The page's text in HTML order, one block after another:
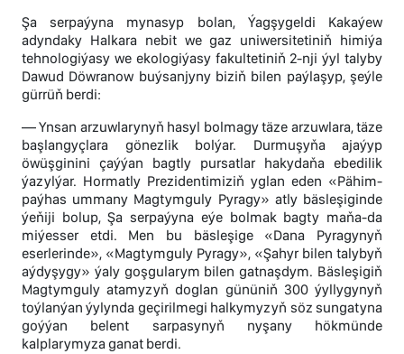
Şa serpaýyna mynasyp bolan, Ýagşygeldi Kakaýew
adyndaky Halkara nebit we gaz uniwersitetiniň himiýa
tehnologiýasy we ekologiýasy fakultetiniň 2-nji ýyl talyby
Dawud Döwranow buýsanjyny biziň bilen paýlaşyp, şeýle
gürrüň berdi:
— Ynsan arzuwlarynyň hasyl bolmagy täze arzuwlara, täze
başlangyçlara gönezlik bolýar. Durmuşyňa ajaýyp
öwüşginini çaýýan bagtly pursatlar hakydaňa ebedilik
ýazylýar. Hormatly Prezidentimiziň yglan eden «Pähim-
paýhas ummany Magtymguly Pyragy» atly bäsleşiginde
ýeňiji bolup, Şa serpaýyna eýe bolmak bagty maňa-da
miýesser etdi. Men bu bäsleşige «Dana Pyragynyň
eserlerinde», «Magtymguly Pyragy», «Şahyr bilen talybyň
aýdyşygy» ýaly goşgularym bilen gatnaşdym. Bäsleşigiň
Magtymguly atamyzyň doglan gününiň 300 ýyllygynyň
toýlanýan ýylynda geçirilmegi halkymyzyň söz sungatyna
goýýan belent sarpasynyň nyşany hökmünde
kalplarymyza ganat berdi.